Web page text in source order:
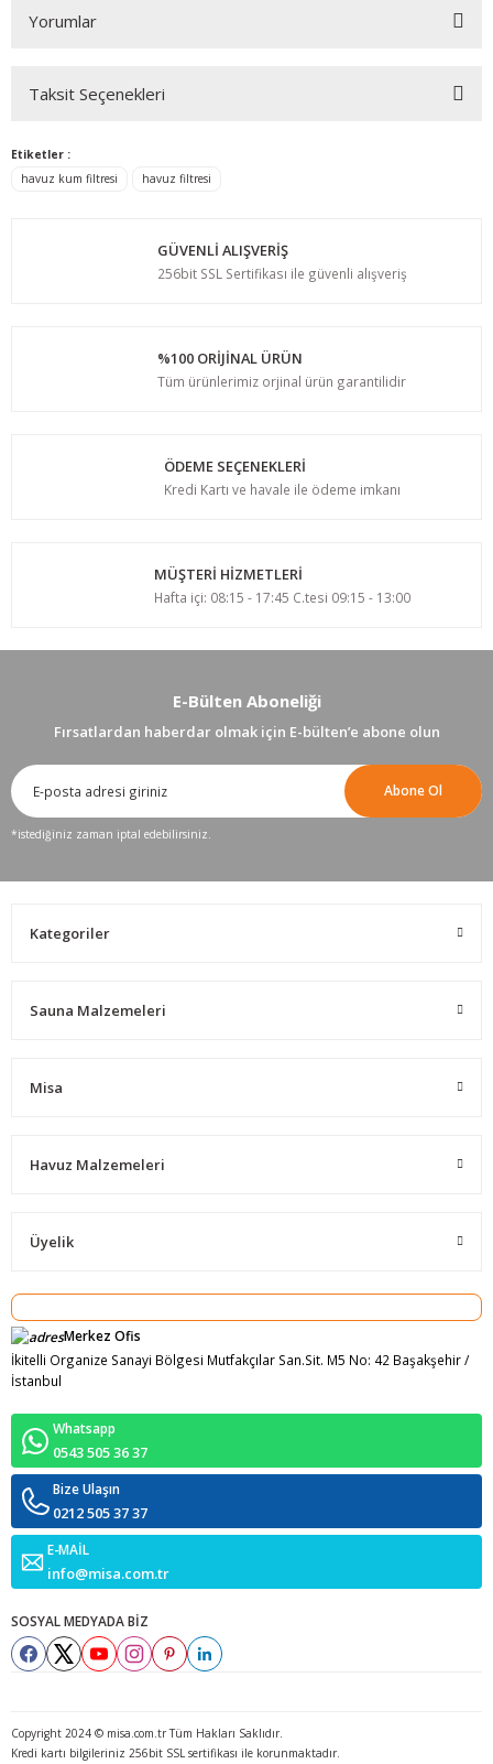
Yorumlar
Taksit Seçenekleri
Etiketler :
havuz kum filtresi
havuz filtresi
GÜVENLİ ALIŞVERİŞ
256bit SSL Sertifikası ile güvenli alışveriş
%100 ORİJİNAL ÜRÜN
Tüm ürünlerimiz orjinal ürün garantilidir
ÖDEME SEÇENEKLERİ
Kredi Kartı ve havale ile ödeme imkanı
MÜŞTERİ HİZMETLERİ
Hafta içi: 08:15 - 17:45 C.tesi 09:15 - 13:00
E-Bülten Aboneliği
Fırsatlardan haberdar olmak için E-bülten’e abone olun
Abone Ol
*istediğiniz zaman iptal edebilirsiniz.
Kategoriler
Sauna Malzemeleri
Misa
Havuz Malzemeleri
Üyelik
Merkez Ofis
İkitelli Organize Sanayi Bölgesi Mutfakçılar San.Sit. M5 No: 42 Başakşehir /
İstanbul
Whatsapp
0543 505 36 37
Bize Ulaşın
0212 505 37 37
E-MAİL
info@misa.com.tr
SOSYAL MEDYADA BİZ
Copyright 2024 © misa.com.tr Tüm Hakları Saklıdır.
Kredi kartı bilgileriniz 256bit SSL sertifikası ile korunmaktadır.